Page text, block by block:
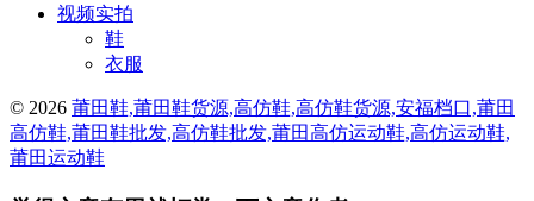
视频实拍
鞋
衣服
© 2026 莆田鞋,莆田鞋货源,高仿鞋,高仿鞋货源,安福档口,莆田
高仿鞋,莆田鞋批发,高仿鞋批发,莆田高仿运动鞋,高仿运动鞋,
莆田运动鞋